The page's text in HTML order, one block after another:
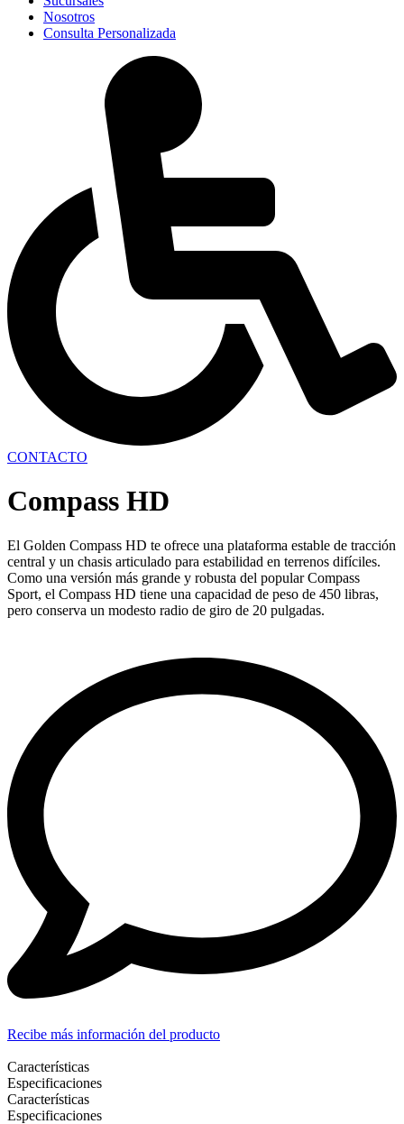
Nosotros
Consulta Personalizada
CONTACTO
Compass HD
El Golden Compass HD te ofrece una plataforma estable de tracción
central y un chasis articulado para estabilidad en terrenos difíciles.
Como una versión más grande y robusta del popular Compass
Sport, el Compass HD tiene una capacidad de peso de 450 libras,
pero conserva un modesto radio de giro de 20 pulgadas.
Recibe más información del producto
Características
Especificaciones
Características
Especificaciones